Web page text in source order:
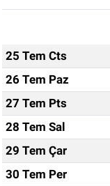
25 Tem Cts
26 Tem Paz
27 Tem Pts
28 Tem Sal
29 Tem Çar
30 Tem Per